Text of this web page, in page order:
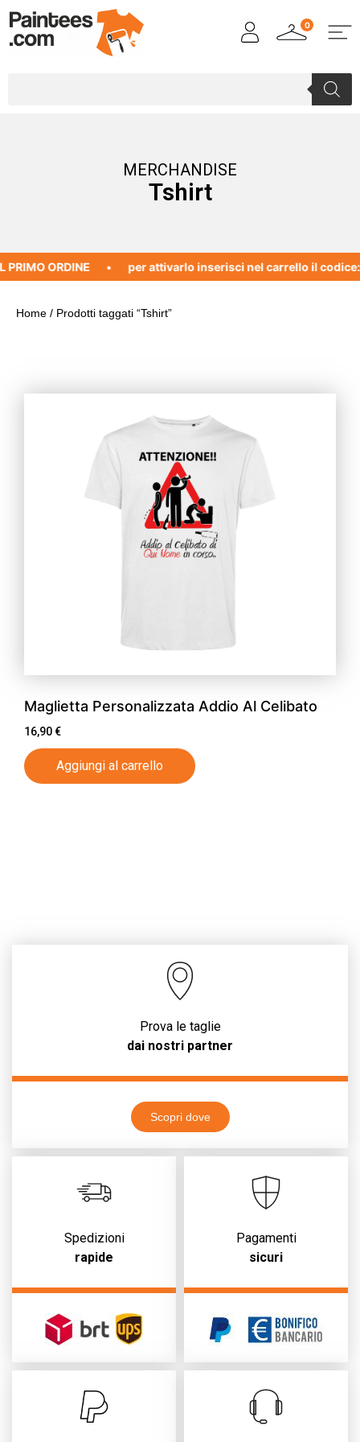
0
MERCHANDISE
Tshirt
ORDINE per attivarlo inserisci nel carrello il codice:
Home / Prodotti taggati “Tshirt”
Maglietta Personalizzata Addio Al Celibato
16,90€
Aggiungi al carrello
Prova le taglie
dai nostri partner
Scopri dove
Spedizioni
rapide
Pagamenti
sicuri